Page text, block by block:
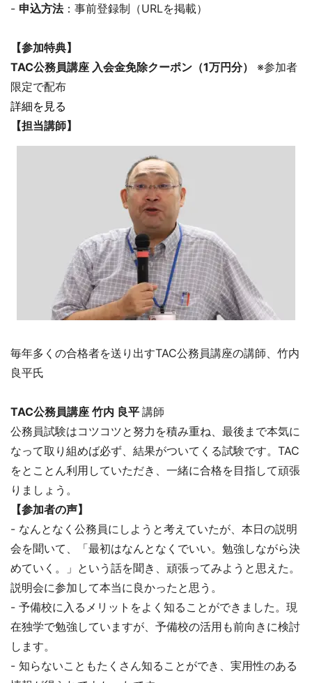
- 申込方法：事前登録制（URLを掲載）
【参加特典】
TAC公務員講座 入会金免除クーポン（1万円分）
※参加者
限定で配布
詳細を見る
【担当講師】
毎年多くの合格者を送り出すTAC公務員講座の講師、竹内
良平氏
TAC公務員講座 竹内 良平 講師
公務員試験はコツコツと努力を積み重ね、最後まで本気に
なって取り組めば必ず、結果がついてくる試験です。TAC
をとことん利用していただき、一緒に合格を目指して頑張
りましょう。
【参加者の声】
- なんとなく公務員にしようと考えていたが、本日の説明
会を聞いて、「最初はなんとなくでいい。勉強しながら決
めていく。」という話を聞き、頑張ってみようと思えた。
説明会に参加して本当に良かったと思う。
- 予備校に入るメリットをよく知ることができました。現
在独学で勉強していますが、予備校の活用も前向きに検討
します。
- 知らないこともたくさん知ることができ、実用性のある